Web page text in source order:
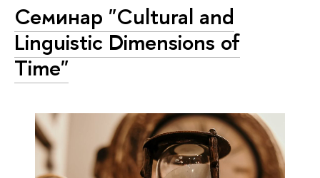
Семинар "Cultural and
Linguistic Dimensions of
Time"